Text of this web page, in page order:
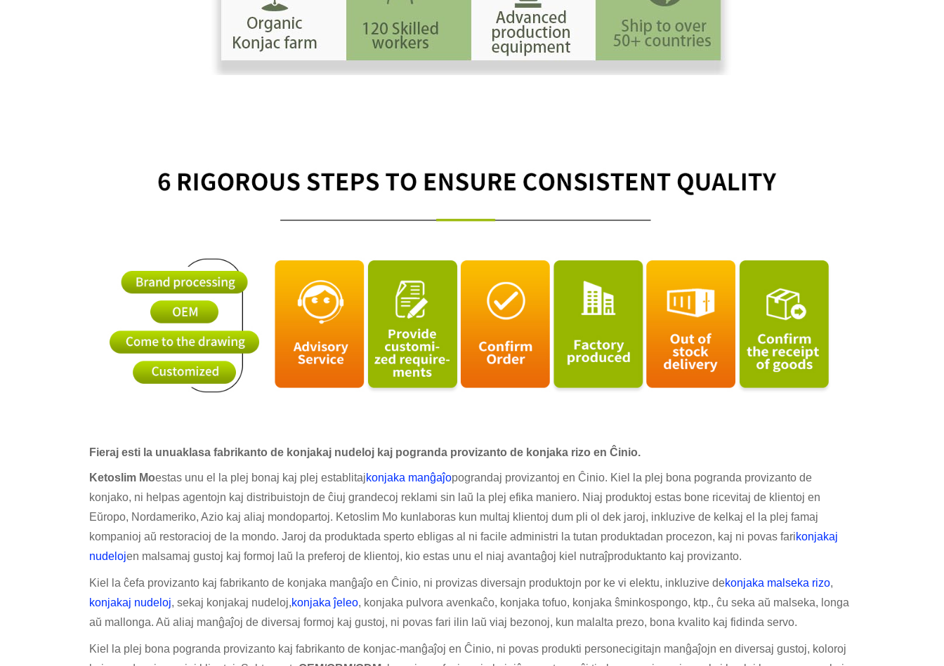
Fieraj esti la unuaklasa fabrikanto de konjakaj nudeloj kaj pogranda provizanto de konjaka rizo en Ĉinio.
Ketoslim Moestas unu el la plej bonaj kaj plej establitajkonjaka manĝaĵopograndaj provizantoj en Ĉinio. Kiel la plej bona pogranda provizanto de
konjako, ni helpas agentojn kaj distribuistojn de ĉiuj grandecoj reklami sin laŭ la plej efika maniero. Niaj produktoj estas bone ricevitaj de klientoj en
Eŭropo, Nordameriko, Azio kaj aliaj mondopartoj. Ketoslim Mo kunlaboras kun multaj klientoj dum pli ol dek jaroj, inkluzive de kelkaj el la plej famaj
kompanioj aŭ restoracioj de la mondo. Jaroj da produktada sperto ebligas al ni facile administri la tutan produktadan procezon, kaj ni povas farikonjakaj
nudelojen malsamaj gustoj kaj formoj laŭ la preferoj de klientoj, kio estas unu el niaj avantaĝoj kiel nutraĵproduktanto kaj provizanto.
Kiel la ĉefa provizanto kaj fabrikanto de konjaka manĝaĵo en Ĉinio, ni provizas diversajn produktojn por ke vi elektu, inkluzive dekonjaka malseka rizo,
konjakaj nudeloj, sekaj konjakaj nudeloj,konjaka ĵeleo, konjaka pulvora avenkaĉo, konjaka tofuo, konjaka ŝminkospongo, ktp., ĉu seka aŭ malseka, longa
aŭ mallonga. Aŭ aliaj manĝaĵoj de diversaj formoj kaj gustoj, ni povas fari ilin laŭ viaj bezonoj, kun malalta prezo, bona kvalito kaj fidinda servo.
Kiel la plej bona pogranda provizanto kaj fabrikanto de konjac-manĝaĵoj en Ĉinio, ni povas produkti personecigitajn manĝaĵojn en diversaj gustoj, koloroj